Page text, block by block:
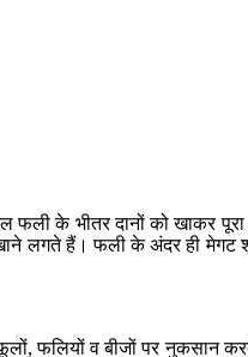
के भीतर दानों को खाकर
हैं। फली के अंदर ही मेगट
फलियों व बीजों पर नुकसान